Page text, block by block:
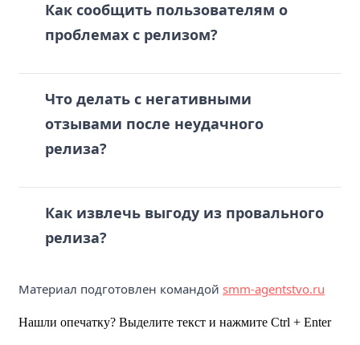
Как сообщить пользователям о
проблемах с релизом?
Что делать с негативными
отзывами после неудачного
релиза?
Как извлечь выгоду из провального
релиза?
Материал подготовлен командой smm-agentstvo.ru
Нашли опечатку? Выделите текст и нажмите Ctrl + Enter